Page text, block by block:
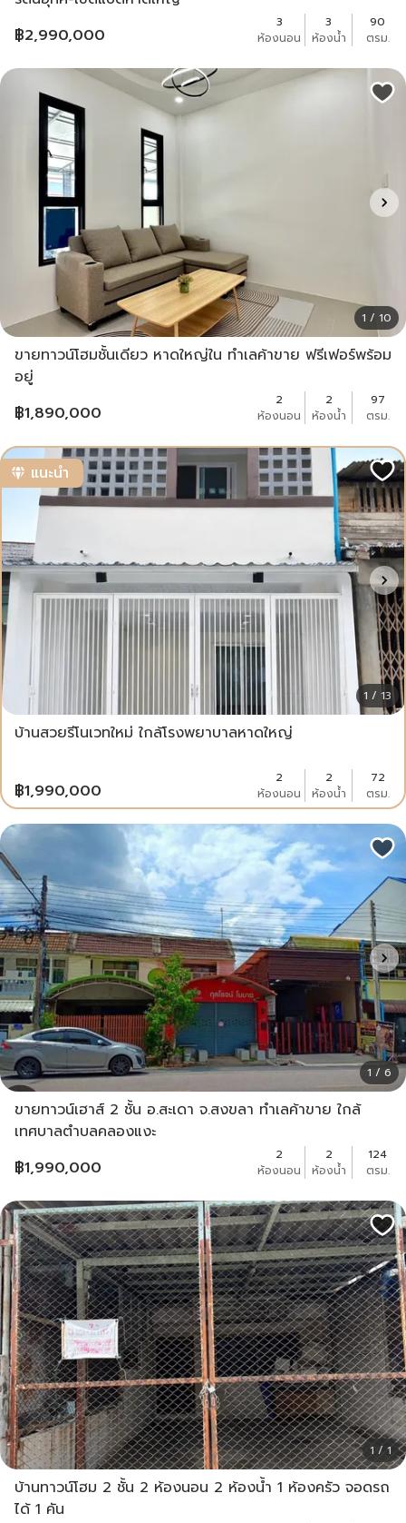
฿2,990,000
3
ห้องนอน
3
ห้องน้ำ
90
ตรม.
1 / 10
ขายทาวน์โฮมชั้นเดียว หาดใหญ่ใน ทำเลค้าขาย ฟรีเฟอร์พร้อม
อยู่
฿1,890,000
2
ห้องนอน
2
ห้องน้ำ
97
ตรม.
แนะนำ
1 / 13
บ้านสวยรีโนเวทใหม่ ใกล้โรงพยาบาลหาดใหญ่
฿1,990,000
2
ห้องนอน
2
ห้องน้ำ
72
ตรม.
1 / 6
ขายทาวน์เฮาส์ 2 ชั้น อ.สะเดา จ.สงขลา ทำเลค้าขาย ใกล้
เทศบาลตำบลคลองแงะ
฿1,990,000
2
ห้องนอน
2
ห้องน้ำ
124
ตรม.
1 / 1
บ้านทาวน์โฮม 2 ชั้น 2 ห้องนอน 2 ห้องน้ำ 1 ห้องครัว จอดรถ
ได้ 1 คัน